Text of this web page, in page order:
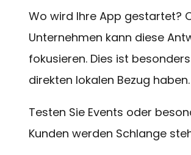
Wo wird Ihre App gestartet?
Unternehmen kann diese
fokusieren. Dies ist
direkten lokalen Bezug haben.
Testen Sie Events oder
Kunden werden Schlange